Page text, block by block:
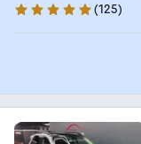
4.8 Sterne
(125)